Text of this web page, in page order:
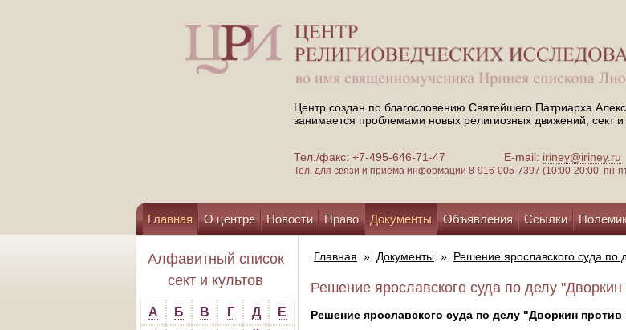
Центр создан по благословению Святейшего Патриарха
занимается проблемами новых религиозных движений, сект и
Тел./факс: +7-495-646-71-47 E-mail: iriney@iriney.ru
Тел. для связи и приёма информации 8-916-005-7397 (10:00-20:00, пн-
Главная О центре Новости Право Документы Объявления Ссылки
Помощь центру
Алфавитный список
сект и культов
А Б В Г Д
Е
Главная » Документы » Решение ярославского суда по
Решение ярославского суда по делу
Решение ярославского суда по делу "Дворкин против